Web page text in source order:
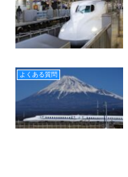
よくある質問